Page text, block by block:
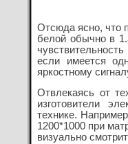
Отсюда ясно, что
белой обычно в
если имеется
яркостному
Отвлекаясь от
изготовители
технике.
1200*1000 при
визуально